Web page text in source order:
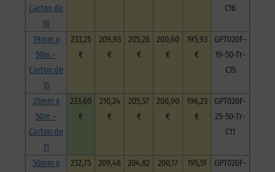
Carton de
16
C16
19mm x
50m –
Carton de
15
233,25
€
209,93
€
205,26
€
200,60
€
195,93
€
GPT020F-
19-50-Tr-
C15
25mm x
50m –
Carton de
11
233,60
€
210,24
€
205,57
€
200,90
€
196,23
€
GPT020F-
25-50-Tr-
C11
50mm x
232,75
209,48
204,82
200,17
195,51
GPT020F-